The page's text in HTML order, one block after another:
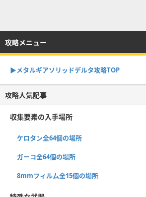
攻略メニュー
▶︎メタルギアソリッドデルタ攻略TOP
攻略人気記事
収集要素の入手場所
ケロタン全64個の場所
ガーコ全64個の場所
8mmフィルム全15個の場所